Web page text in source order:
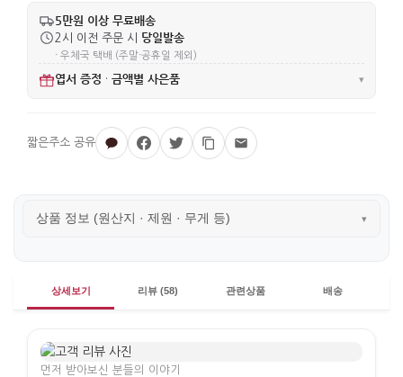
5만원 이상 무료배송
2시 이전 주문 시 당일발송
· 우체국 택배 (주말·공휴일 제외)
엽서 증정 · 금액별 사은품 ▾
상품 정보 (원산지 · 제원 · 무게 등) ▾
상세보기 리뷰 (58) 관련상품 배송
먼저 받아보신 분들의 이야기